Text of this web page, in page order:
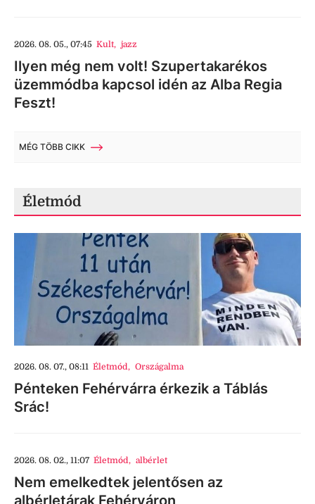
2026. 08. 05., 07:45 Kult, jazz
Ilyen még nem volt! Szupertakarékos
üzemmódba kapcsol idén az Alba Regia
Feszt!
MÉG TÖBB CIKK
Életmód
2026. 08. 07., 08:11 Életmód, Országalma
Pénteken Fehérvárra érkezik a Táblás
Srác!
2026. 08. 02., 11:07 Életmód, albérlet
Nem emelkedtek jelentősen az
albérletárak Fehérváron